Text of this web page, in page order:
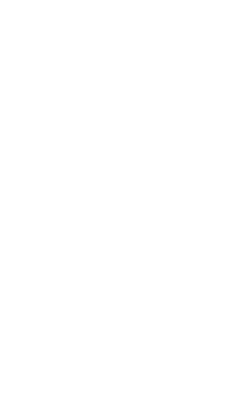
portál, ktorý sa
informácie zo
na dennej báze
zaujímavosti a